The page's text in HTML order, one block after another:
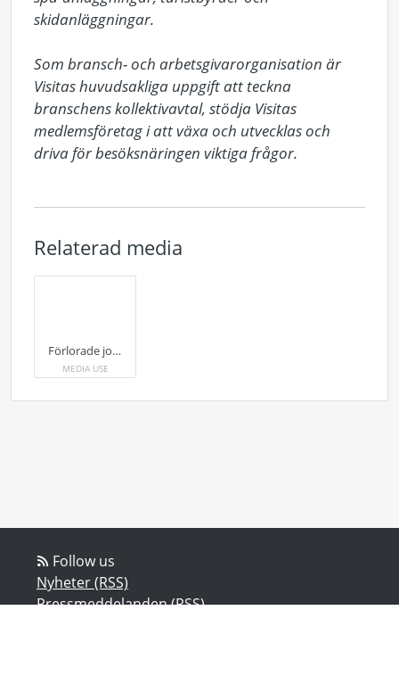
skidanläggningar.
Som bransch- och arbetsgivarorganisation är
Visitas huvudsakliga uppgift att teckna
branschens kollektivavtal, stödja Visitas
medlemsföretag i att växa och utvecklas och
driva för besöksnäringen viktiga frågor.
Relaterad media
Förlorade jobb i besöksnäringen länsvis
MEDIA USE
Follow us
Nyheter (RSS)
Pressmeddelanden (RSS)